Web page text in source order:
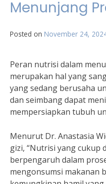
Menunjang
Posted on November 24,
Peran nutrisi dalam
merupakan hal yang
yang sedang berusaha
dan seimbang dapat
mempersiapkan tubuh
Menurut Dr. Anastasia
gizi, “Nutrisi yang cukup
berpengaruh dalam
mengonsumsi makanan